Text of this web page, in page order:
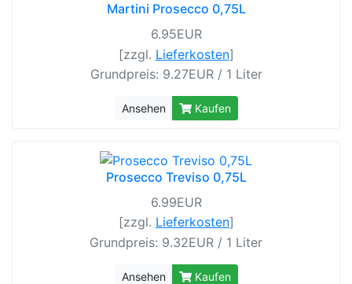
Martini Prosecco 0,75L
6.95EUR
[zzgl. Lieferkosten]
Grundpreis: 9.27EUR / 1 Liter
Ansehen Kaufen
Prosecco Treviso 0,75L
6.99EUR
[zzgl. Lieferkosten]
Grundpreis: 9.32EUR / 1 Liter
Ansehen Kaufen